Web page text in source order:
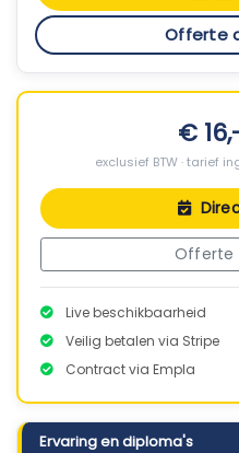
Offerte
€
exclusief BTW · tarief
Offerte
Live beschikbaarheid
Veilig betalen via Stripe
Contract via Empla
Ervaring en diploma's